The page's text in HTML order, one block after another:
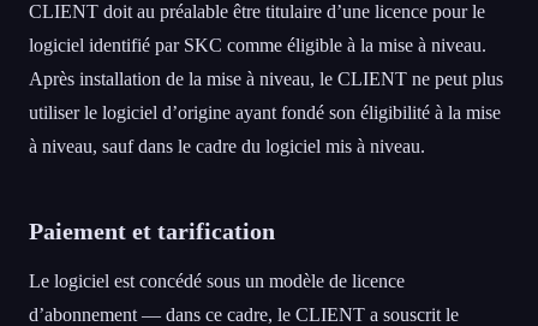
CLIENT doit au préalable être titulaire d’une licence pour le
logiciel identifié par SKC comme éligible à la mise à niveau.
Après installation de la mise à niveau, le CLIENT ne peut plus
utiliser le logiciel d’origine ayant fondé son éligibilité à la mise
à niveau, sauf dans le cadre du logiciel mis à niveau.
Paiement et tarification
Le logiciel est concédé sous un modèle de licence
d’abonnement — dans ce cadre, le CLIENT a souscrit le